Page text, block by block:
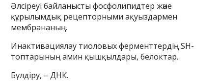
Әлсіреуі байланысты фосфолипидтер және
құрылымдық рецепторными ақуыздармен
мембрананың.
Инактивациялау тиоловых ферменттердің SH-
топтарының амин қышқылдары, белоктар.
Бүлдіру, – ДНК.